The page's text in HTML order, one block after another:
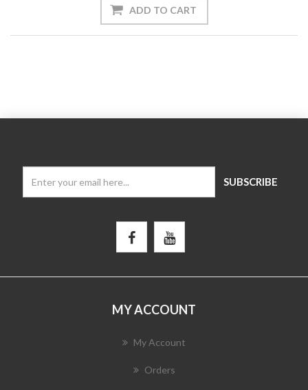
MY ACCOUNT
My Account
Orders